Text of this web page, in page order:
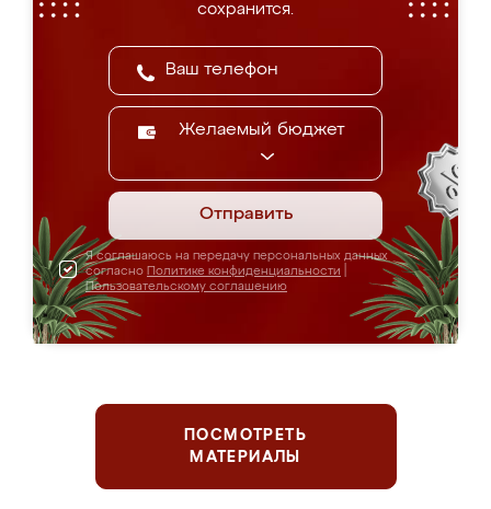
сохранится.
Желаемый бюджет
Отправить
Я соглашаюсь на передачу персональных данных
согласно Политике конфиденциальности
Пользовательскому соглашению
ПОСМОТРЕТЬ
МАТЕРИАЛЫ